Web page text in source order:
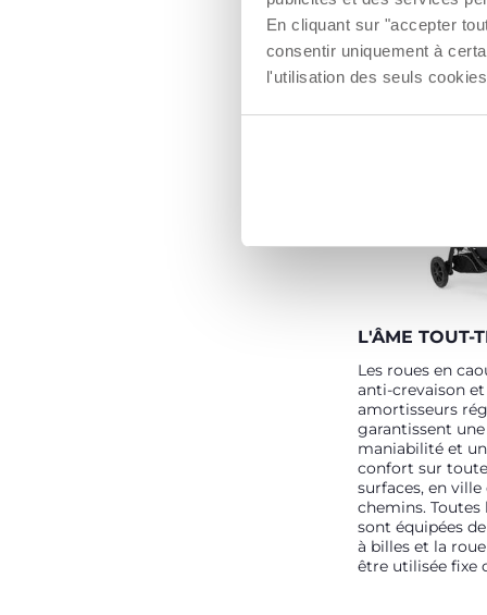
En cliquant sur "accepter
consentir uniquement à
l'utilisation des seuls
résistant à l'eau.
le contact visuel
la capote est
d'une fenêtre en
L'ÂME TOUT-
Les roues en
anti-crevaison et
amortisseurs
garantissent
maniabilité et
confort sur
surfaces, en ville
chemins. Toutes
sont équipées
à billes et la
être utilisée fixe